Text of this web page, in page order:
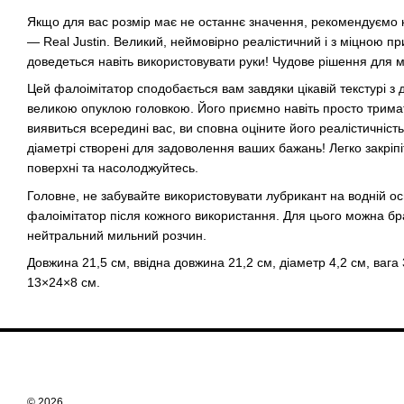
Якщо для вас розмір має не останнє значення, рекомендуємо
— Real Justin. Великий, неймовірно реалістичний і з міцною
доведеться навіть використовувати руки! Чудове рішення
Цей фалоімітатор сподобається вам завдяки цікавій текстурі
великою опуклою головкою. Його приємно навіть просто
виявиться всередині вас, ви сповна оціните його
діаметрі створені для задоволення ваших бажань! Легко
поверхні та насолоджуйтесь.
Головне, не забувайте використовувати лубрикант на водній
фалоімітатор після кожного використання. Для цього можна
нейтральний мильний розчин.
Довжина 21,5 см, ввідна довжина 21,2 см, діаметр 4,2 см, вага
13×24×8 см.